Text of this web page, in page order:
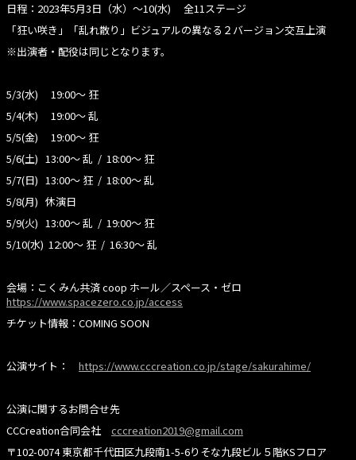
日程：2023年5月3日（水）〜10(水) 全11ステージ
「狂い咲き」「乱れ散り」ビジュアルの異なる２バージョン交互上演
※出演者・配役は同じとなります。
5/3(水) 19:00〜 狂
5/4(木) 19:00〜 乱
5/5(金) 19:00〜 狂
5/6(土) 13:00〜 乱 / 18:00〜 狂
5/7(日) 13:00〜 狂 / 18:00〜 乱
5/8(月) 休演日
5/9(火) 13:00〜 乱 / 19:00〜 狂
5/10(水) 12:00〜 狂 / 16:30〜 乱
会場：こくみん共済 coop ホール／スペース・ゼロ
https://www.spacezero.co.jp/access
チケット情報：COMING SOON
公演サイト： https://www.cccreation.co.jp/stage/sakurahime/
公演に関するお問合せ先
CCCreation合同会社 cccreation2019@gmail.com
〒102-0074 東京都千代田区九段南1-5-6りそな九段ビル５階KSフロア